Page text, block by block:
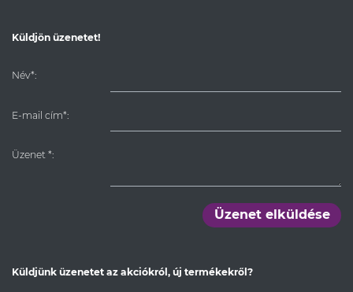
Küldjön üzenetet!
Név*:
E-mail cím*:
Üzenet *:
Üzenet elküldése
Küldjünk üzenetet az akciókról, új termékekről?